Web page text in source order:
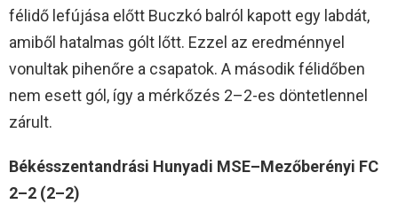
félidő lefújása előtt Buczkó balról kapott egy labdát,
amiből hatalmas gólt lőtt. Ezzel az eredménnyel
vonultak pihenőre a csapatok. A második félidőben
nem esett gól, így a mérkőzés 2–2-es döntetlennel
zárult.
Békésszentandrási Hunyadi MSE–Mezőberényi FC
2–2 (2–2)